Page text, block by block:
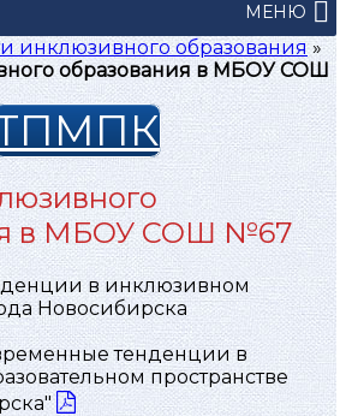
МЕНЮ
инклюзивного образования»
образования в МБОУ СОШ
в МБОУ СОШ №67
в инклюзивном
Новосибирска
тенденции в
пространстве